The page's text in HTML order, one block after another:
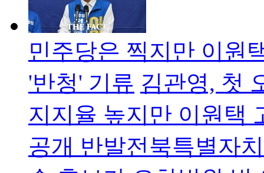
민주당은 찍지만 이원
'반청' 기류 김관영, 첫
지지율 높지만 이원택
공개 반발전북특별자